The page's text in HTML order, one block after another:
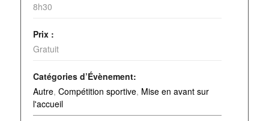
8h30
Prix :
Gratuit
Catégories d’Évènement:
Autre, Compétition sportive, Mise en avant sur
l'accueil